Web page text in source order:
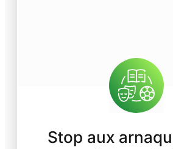
Stop aux